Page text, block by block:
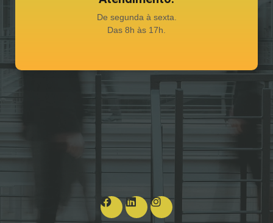
De segunda à sexta.
Das 8h às 17h.